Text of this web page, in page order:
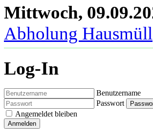
Mittwoch,
Abholung Hausmüll
Log-In
Benutzername
Passwort
Angemeldet bleiben
Anmelden